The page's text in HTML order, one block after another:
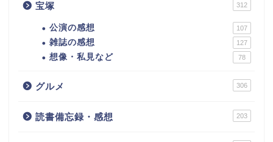
宝塚 312
公演の感想 107
雑誌の感想 127
想像・私見など 78
グルメ 306
読書備忘録・感想 203